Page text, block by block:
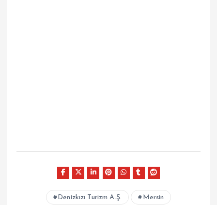
Denizkızı Turizm A.Ş. Mersin